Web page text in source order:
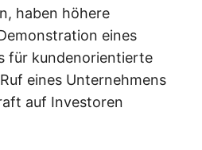
haben höhere
eines
für kundenorientierte
eines Unternehmens
auf Investoren